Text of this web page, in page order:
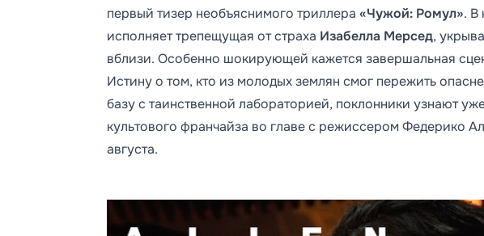
первый тизер необъяснимого триллера «Чужой: Ромул». В
исполняет трепещущая от страха Изабелла Мерсед,
вблизи. Особенно шокирующей кажется завершальная
Истину о том, кто из молодых землян смог пережить
базу с таинственной лабораторией, поклонники узнают
культового франчайза во главе с режиссером Федерико
августа.